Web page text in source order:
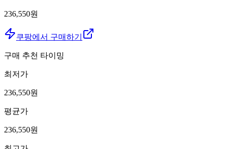
236,550원
쿠팡에서 구매하기
구매 추천 타이밍
최저가
236,550원
평균가
236,550원